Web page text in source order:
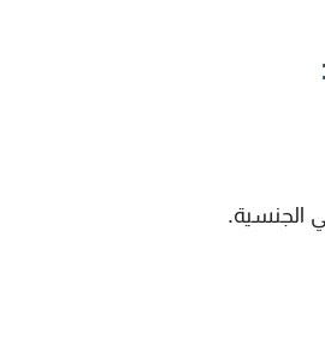
الجنسية.